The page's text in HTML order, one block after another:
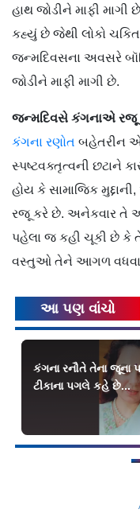
હાથ જોડીને માફી
કહ્યું છે જેથી લોકો
જન્મદિવસના અવસરે
જોડીને માફી માગી છે.
જન્મદિવસે કંગનાએ રજૂ
કંગના રણોત બહેતરીન
સ્પષ્ટવક્તૃત્વની છટાને
હોય કે સામાજિક
રજૂ કરે છે. અનેકવાર તે
પહેલા જ કહી ચૂકી છે કે
વસ્તુઓ તેને આગળ
આ પણ વાંચો
કંગના રનૌતે તેના જૂના
ટીકાના પગલે કહે છે...